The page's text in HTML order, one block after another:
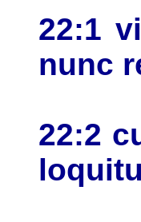
22:1
nunc
22:2